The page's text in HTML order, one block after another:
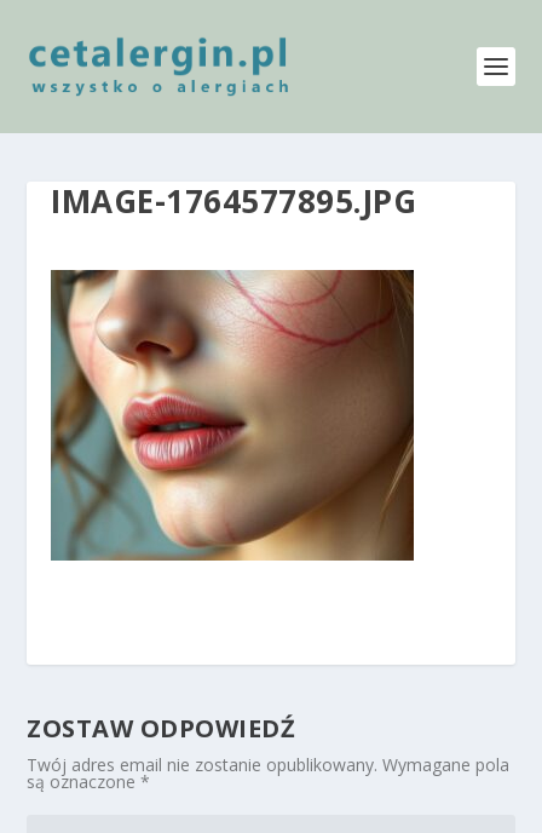
IMAGE-1764577895.JPG
ZOSTAW ODPOWIEDŹ
Twój adres email nie zostanie opublikowany. Wymagane pola
są oznaczone*